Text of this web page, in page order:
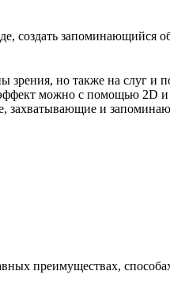
создать запоминающийся
зрения, но также на слуг
можно с помощью 2D
захватывающие и
преимуществах,